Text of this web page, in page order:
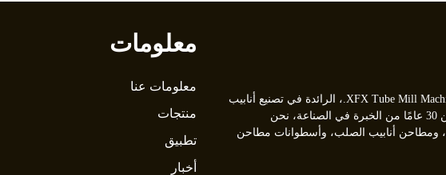
مرحبًا بكم في شركة XFX Tube Mill Machinery Co., Ltd.، الرائدة في تصنيع أنابيب
الصلب منذ عام 2006. بفضل أكثر من 30 عامًا من الخبرة في الصناعة، نحن
متخصصون في مطاحن أنابيب ERW، ومطاحن أنابيب الصلب، وأسطوانات مطاحن
معلومات
معلومات عنا
منتجات
تطبيق
أخبار